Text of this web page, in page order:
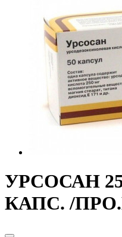
УРСОСАН
КАПС. /